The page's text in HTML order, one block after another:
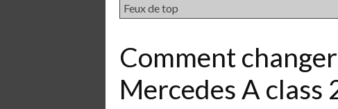
Feux de top
Comment
Mercedes A class